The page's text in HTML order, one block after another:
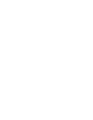
sus posibilidades de
limpieza. El
como alcohol
de productos de
para eliminar la
residuos
rápida y sin
vidrio, metal,
electrónica o